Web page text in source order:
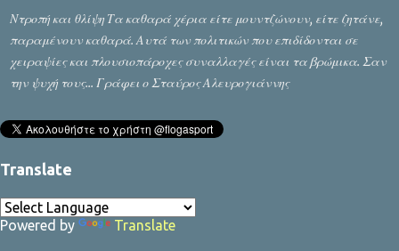
συμφωνία, είναι πολύ απλό, πρέπει να την αναζητήσουμε. Ο
μοναδικός τρόπος για να επιτευχθεί είναι να μιλάμε, να μιλάνε οι
δύο πλευρές που διαφωνούν και να προσπ...
Ντροπή και θλίψη Τα καθαρά χέρια είτε μουντζώνουν, είτε ζητάνε,
παραμένουν καθαρά. Αυτά των πολιτικών που επιδίδονται σε
χειραψίες και πλουσιοπάροχες συναλλαγές είναι τα βρώμικα. Σαν
την ψυχή τους... Γράφει ο Σταύρος Αλευρογιάννης
Translate
Powered by Translate